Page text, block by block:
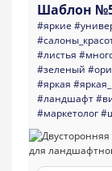
Шаблон
#яркие
#листья
#зеленый
#яркая
#ландшафт
#маркетолог